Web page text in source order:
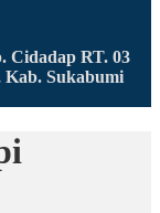
Cidadap RT. 03
Kab. Sukabumi